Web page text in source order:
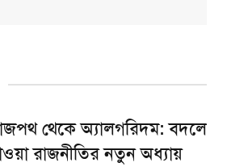
থেকে অ্যালগরিদম: বদলে
রাজনীতির নতুন অধ্যায়